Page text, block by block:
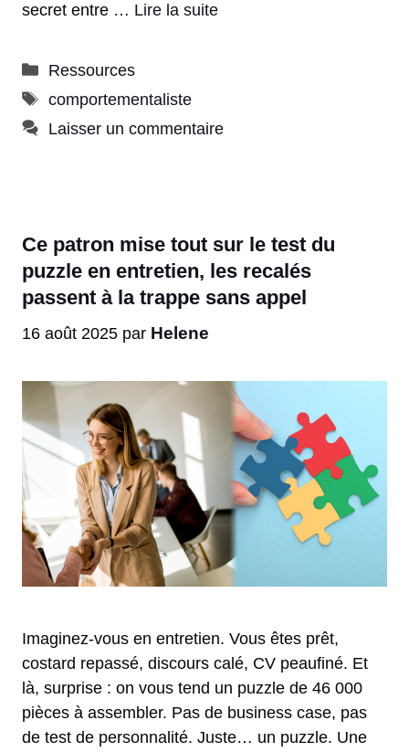
secret entre … Lire la suite
Catégories
Ressources
Étiquettes
comportementaliste
Laisser un commentaire
Ce patron mise tout sur le test du
puzzle en entretien, les recalés
passent à la trappe sans appel
16 août 2025 par Helene
Imaginez-vous en entretien. Vous êtes prêt,
costard repassé, discours calé, CV peaufiné. Et
là, surprise : on vous tend un puzzle de 46 000
pièces à assembler. Pas de business case, pas
de test de personnalité. Juste… un puzzle. Une